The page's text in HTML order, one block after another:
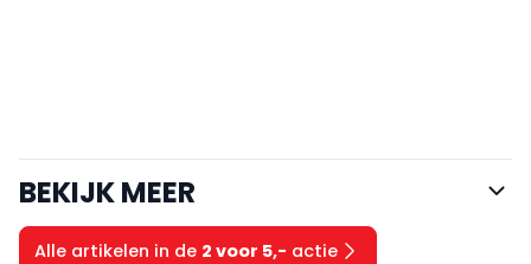
BEKIJK MEER
Alle artikelen in de 2 voor 5,- actie